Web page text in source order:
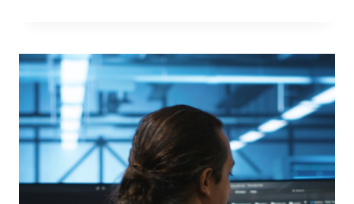
FAST
DATA:
INTEGRAZIONE
AVANZATA
PER
LA
SICUREZZA
L’ANALISI